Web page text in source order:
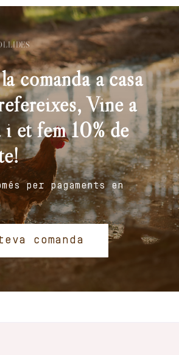
comanda a casa
Vine a
et fem 10% de
per pagaments en
comanda